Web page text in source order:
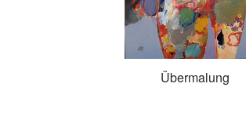
Übermalung